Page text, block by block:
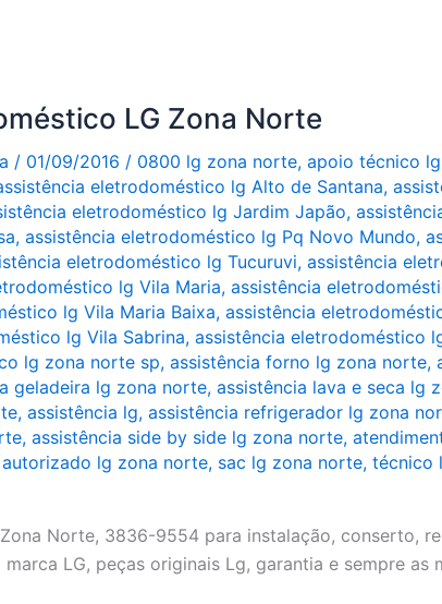
LG Zona Norte
/ 01/09/2016 / 0800 lg zona norte, apoio técnico
eletrodoméstico lg Alto de Santana,
eletrodoméstico lg Jardim Japão,
, assistência eletrodoméstico lg Pq Novo Mundo,
eletrodoméstico lg Tucuruvi, assistência
lg Vila Maria, assistência
lg Vila Maria Baixa, assistência
lg Vila Sabrina, assistência eletrodoméstico
lg zona norte sp, assistência forno lg zona norte,
geladeira lg zona norte, assistência lava e seca lg
, assistência lg, assistência refrigerador lg zona
, assistência side by side lg zona norte,
autorizado lg zona norte, sac lg zona norte, técnico
Norte, 3836-9554 para instalação, conserto,
LG, peças originais Lg, garantia e sempre as